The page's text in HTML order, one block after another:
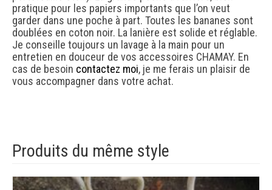
pratique pour les papiers importants que l’on veut
garder dans une poche à part. Toutes les bananes sont
doublées en coton noir. La lanière est solide et réglable.
Je conseille toujours un lavage à la main pour un
entretien en douceur de vos accessoires CHAMAY. En
cas de besoin contactez moi, je me ferais un plaisir de
vous accompagner dans votre achat.
Produits du même style